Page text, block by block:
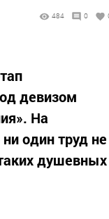
484 0
девизом
На
один труд не
душевных